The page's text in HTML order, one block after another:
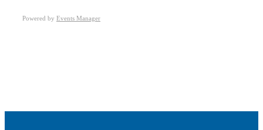
Powered by Events Manager